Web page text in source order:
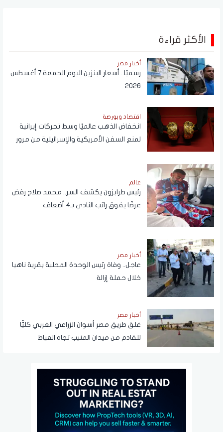
الأكثر قراءة
أخبار مصر
رسميًا.. أسعار البنزين اليوم الجمعة 7 أغسطس
2026
اقتصاد وبورصة
انخفاض الذهب عالميًا وسط تحركات إيرانية
لمنع السفن الأمريكية والإسرائيلية من مرور
عالم
رئيس طرابزون يكشف السر.. محمد صلاح رفض
عرضًا يفوق راتب النادي بـ4 أضعاف
أخبار مصر
عاجل.. وفاة رئيس الوحدة المحلية بقرية ناهيا
خلال حملة إزالة
أخبار مصر
غلق طريق مصر أسوان الزراعي الغربي كليًّا
للقادم من ميدان المنيب تجاه العياط